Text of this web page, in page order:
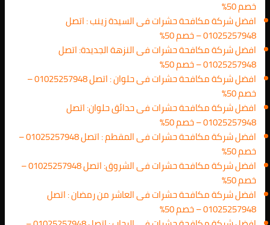
خصم 50%
افضل شركة مكافحة حشرات فى السيدة زينب : اتصل
01025257948 – خصم 50%
افضل شركة مكافحة حشرات فى النزهة الجديدة: اتصل
01025257948 – خصم 50%
افضل شركة مكافحة حشرات فى حلوان : اتصل 01025257948 –
خصم 50%
افضل شركة مكافحة حشرات فى حدائق حلوان: اتصل
01025257948 – خصم 50%
افضل شركة مكافحة حشرات فى المقطم : اتصل 01025257948 –
خصم 50%
افضل شركة مكافحة حشرات فى الشروق: اتصل 01025257948 –
خصم 50%
افضل شركة مكافحة حشرات فى العاشر من رمضان : اتصل
01025257948 – خصم 50%